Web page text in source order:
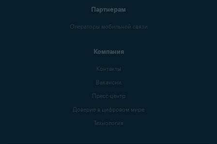
Партнерам
Операторы мобильной связи
Компания
Контакты
Вакансии
Пресс-центр
Доверие в цифровом мире
Технология